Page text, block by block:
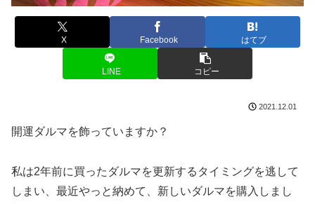
X Facebook はてブ
LINE コピー
2021.12.01
開運ダルマを飾っていますか？
私は2年前に買ったダルマを更新するタイミングを逃して
しまい、最近やっと納めて、新しいダルマを購入しまし